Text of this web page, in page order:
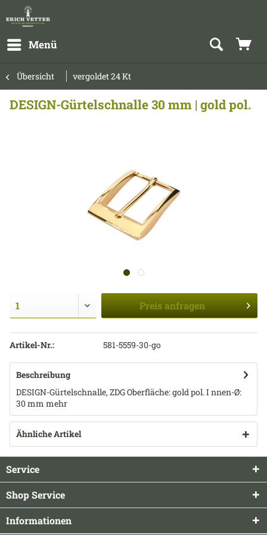
Menü
Übersicht vergoldet 24 Kt
DESIGN-Gürtelschnalle 30 mm | gold pol.
Preis anfragen
Artikel-Nr.: 581-5559-30-go
Beschreibung
DESIGN-Gürtelschnalle, ZDG Oberfläche: gold pol. I nnen-Ø:
30 mm mehr
Ähnliche Artikel
Service
Shop Service
Informationen